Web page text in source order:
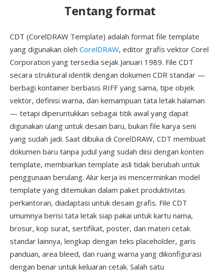
Tentang format
CDT (CorelDRAW Template) adalah format file template
yang digunakan oleh CorelDRAW, editor grafis vektor Corel
Corporation yang tersedia sejak Januari 1989. File CDT
secara struktural identik dengan dokumen CDR standar —
berbagi kontainer berbasis RIFF yang sama, tipe objek
vektor, definisi warna, dan kemampuan tata letak halaman
— tetapi diperuntukkan sebagai titik awal yang dapat
digunakan ulang untuk desain baru, bukan file karya seni
yang sudah jadi. Saat dibuka di CorelDRAW, CDT membuat
dokumen baru tanpa judul yang sudah diisi dengan konten
template, membiarkan template asli tidak berubah untuk
penggunaan berulang. Alur kerja ini mencerminkan model
template yang ditemukan dalam paket produktivitas
perkantoran, diadaptasi untuk desain grafis. File CDT
umumnya berisi tata letak siap pakai untuk kartu nama,
brosur, kop surat, sertifikat, poster, dan materi cetak
standar lainnya, lengkap dengan teks placeholder, garis
panduan, area bleed, dan ruang warna yang dikonfigurasi
dengan benar untuk keluaran cetak. Salah satu